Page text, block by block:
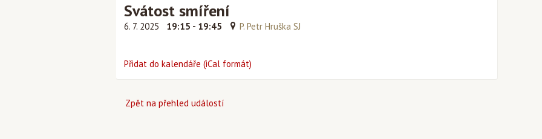
Svátost smíření
6. 7. 2025 19:15 - 19:45 P. Petr Hruška SJ
Přidat do kalendáře (iCal formát)
Zpět na přehled událostí